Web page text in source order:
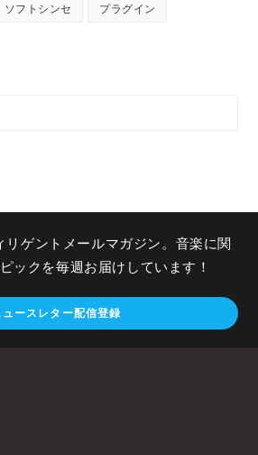
ソフトシンセ プラグイン
リゲントメールマガジン。音楽に関
ックを毎週お届けしています！
ュースレター配信登録